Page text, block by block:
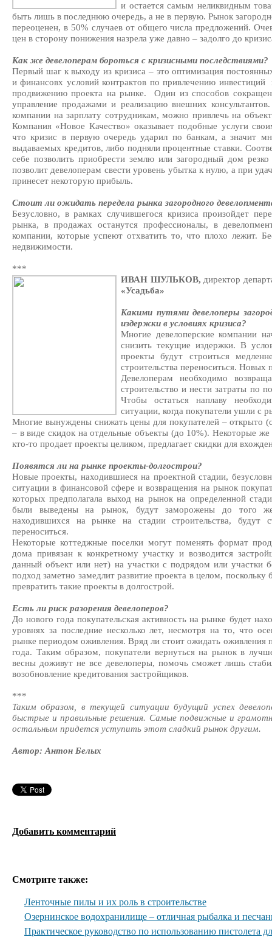
и остается самым неликвидным
быть лишь в последнюю очередь, а не в первую. Рынок
переоценен, в 50% случаев от общего числа предложений.
цен в сторону понижения назрела уже давно – задолго до
Как же девелоперам бороться с кризисными последствиями?
Первый шаг к выходу из кризиса – это оптимизация
и финансовх условий контрактов по привлечению
продвижению проекта на рынке. Один из способов
управление продажами и реализацию внешних
компании на зарплату сотрудникам, можно привлечь на
Компания «Новое Качество» оказывает подобные услуги
что кризис в первую очередь ударил по банкам, а значит
выдаваемых кредитов, либо подняли процентные ставки.
себе позволить приобрести землю или загородный дом
позволит девелоперам свести уровень убытка к нулю, а при
принесет некоторую прибыль.
Стоит ли ожидать передела рынка загородного
Безусловно, в рамках случившегося кризиса произойдет
рынка, в продажах останутся профессионалы, в
компании, которые успеют отхватить то, что плохо лежит.
недвижимости.
***
ИВАН ШУЛЬКОВ, директор
«Усадьба»
Какими путями девелоперы
издержки в условиях кризиса?
Многие девелоперские компании
снизить текущие издержки. В
проекты будут строиться
строительства переноситься.
Девелоперам необходимо
строительство и нести затраты по
Чтобы остаться наплаву
ситуации, когда покупатели ушли с
Многие вынуждены снижать цены для покупателей – открыто
– в виде скидок на отдельные объекты (до 10%). Некоторые
кто-то продает проекты целиком, предлагает скидки для
Появятся ли на рынке проекты-долгострои?
Новые проекты, находившиеся на проектной стадии,
ситуации в финансовой сфере и возвращения на рынок
которых предполагала выход на рынок на определенной
были выведены на рынок, будут заморожены до того
находившихся на рынке на стадии строительства, будут
переноситься.
Некоторые коттеджные поселки могут поменять формат
дома привязан к конкретному участку и возводится
данный объект или нет) на участки с подрядом или участки
подход заметно замедлит развитие проекта в целом, поскольку
превратить такие проекты в долгострой.
Есть ли риск разорения девелоперов?
До нового года покупательская активность на рынке будет
уровнях за последние несколько лет, несмотря на то, что
рынке периодом оживления. Вряд ли стоит ожидать оживления
года. Таким образом, покупатели вернуться на рынок в
весны доживут не все девелоперы, помочь сможет лишь
возобновление кредитования застройщиков.
***
Таким образом, в текущей ситуации будущий успех
быстрые и правильные решения. Самые подвижные и
остальным придется уступить этот сладкий рынок другим.
Автор: Антон Белых
Добавить комментарий
Смотрите также:
Ленточные пилы и их роль в строительстве
Озернинское водохранилище – отличная рыбалка и
Практическое руководство по использованию пистолета